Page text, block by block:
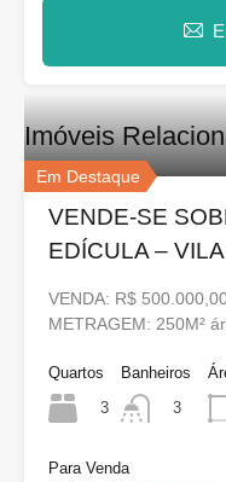
Imóveis
Em Destaque
VENDE-SE
EDÍCULA –
VENDA: R$
METRAGEM: 250M²
Quartos
3
Banheiros
3
Para Venda